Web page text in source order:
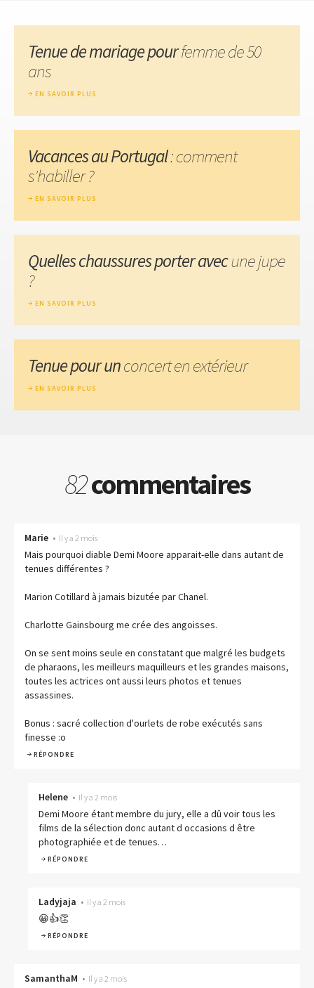
Tenue de mariage pourfemme de 50
ans
EN SAVOIR PLUS
Vacances au Portugal: comment
s'habiller ?
EN SAVOIR PLUS
Quelles chaussures porter avecune jupe
?
EN SAVOIR PLUS
Tenue pour unconcert en extérieur
EN SAVOIR PLUS
82commentaires
Marie • Il y a 2 mois
Mais pourquoi diable Demi Moore apparait-elle dans autant de
tenues différentes ?
Marion Cotillard à jamais bizutée par Chanel.
Charlotte Gainsbourg me crée des angoisses.
On se sent moins seule en constatant que malgré les budgets
de pharaons, les meilleurs maquilleurs et les grandes maisons,
toutes les actrices ont aussi leurs photos et tenues
assassines.
Bonus : sacré collection d'ourlets de robe exécutés sans
finesse :o
RÉPONDRE
Helene • Il y a 2 mois
Demi Moore étant membre du jury, elle a dû voir tous les
films de la sélection donc autant d occasions d être
photographiée et de tenues…
RÉPONDRE
Ladyjaja • Il y a 2 mois
😀👍👏
RÉPONDRE
SamanthaM • Il y a 2 mois